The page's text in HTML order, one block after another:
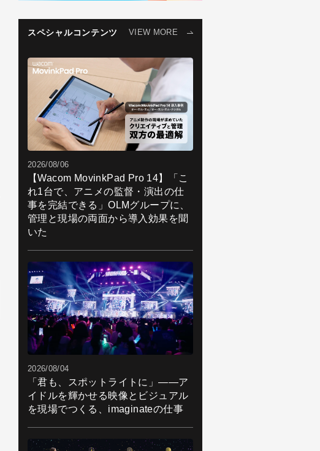
スペシャルコンテンツ VIEW MORE
2026/08/06
【Wacom MovinkPad Pro 14】「こ
れ1台で、アニメの監督・演出の仕
事を完結できる」OLMグループに、
管理と現場の両面から導入効果を聞
いた
2026/08/04
「君も、スポットライトに」――ア
イドルを輝かせる映像とビジュアル
を現場でつくる、imaginateの仕事